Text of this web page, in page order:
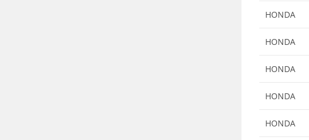
HONDA
HONDA
HONDA
HONDA
HONDA